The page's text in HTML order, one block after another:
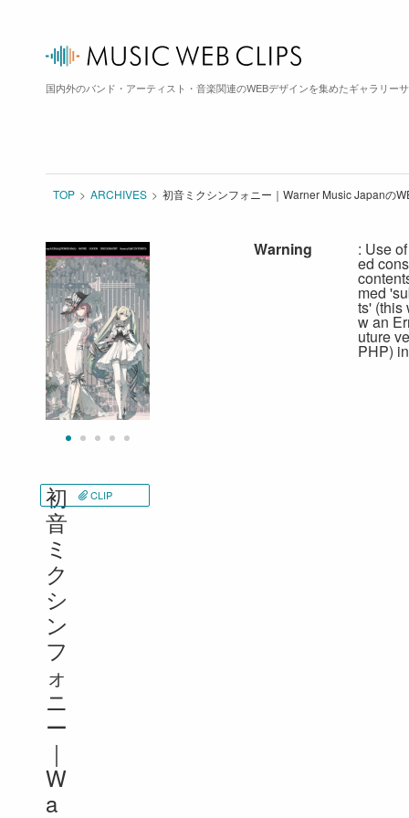
国内外のバンド・アーティスト・音楽関連のWEBデザインを集めたギャラリーサ
TOP ARCHIVES 初音ミクシンフォニー｜Warner Music Japanの
初
音
ミ
ク
シ
ン
フ
ォ
ニ
ー
｜
W
a
CLIP
Warning : Use
ed
med
ts' (this
w an
uture
PHP) in